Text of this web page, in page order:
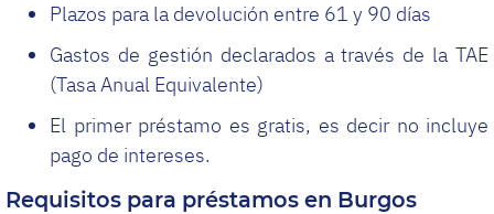
Plazos para la devolución entre 61 y 90 días
Gastos de gestión declarados a través de la TAE
(Tasa Anual Equivalente)
El primer préstamo es gratis, es decir no incluye
pago de intereses.
Requisitos para préstamos en Burgos